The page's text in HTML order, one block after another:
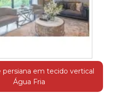
persiana em tecido vertical
Água Fria